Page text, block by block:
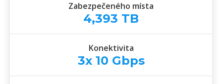
Zabezpečeného místa
4,393 TB
Konektivita
3x 10 Gbps